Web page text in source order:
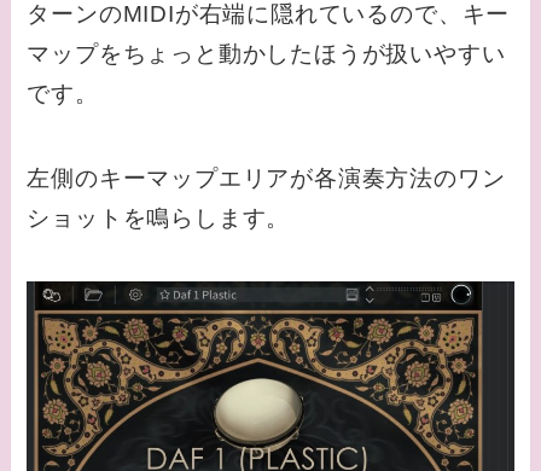
ターンのMIDIが右端に隠れているので、キー
マップをちょっと動かしたほうが扱いやすい
です。
左側のキーマップエリアが各演奏方法のワン
ショットを鳴らします。